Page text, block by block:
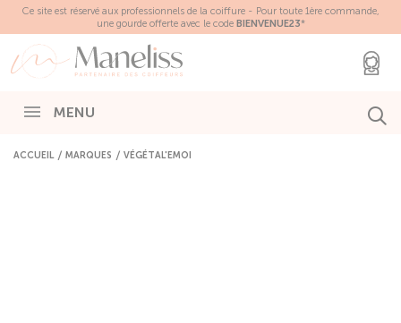
Ce site est réservé aux professionnels de la coiffure - Pour toute 1ère commande,
une gourde offerte avec le code BIENVENUE23*
MENU
ACCUEIL MARQUES VÉGÉTAL'EMOI
Panneau de gestion des cookies